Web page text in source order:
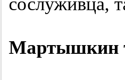
Мартышкин